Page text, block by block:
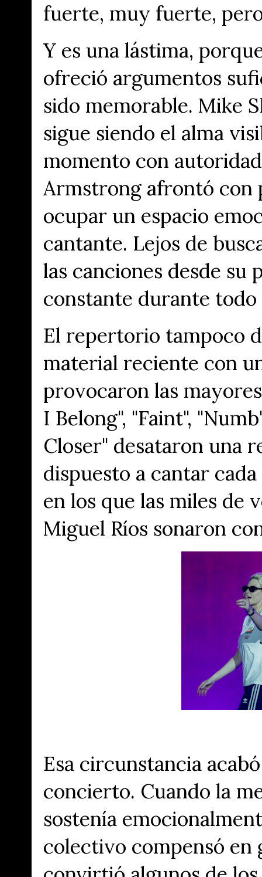
fuerte, muy fuerte,
Y es una lástima,
ofreció argumentos
sido memorable. Mike
sigue siendo el alma
momento con
Armstrong afrontó con
ocupar un espacio
cantante. Lejos de
las canciones desde
constante durante todo
El repertorio tampoco
material reciente con
provocaron las
I Belong", "Faint",
Closer" desataron una
dispuesto a cantar
en los que las miles de
Miguel Ríos sonaron
Esa circunstancia
concierto. Cuando la
sostenía
colectivo compensó en